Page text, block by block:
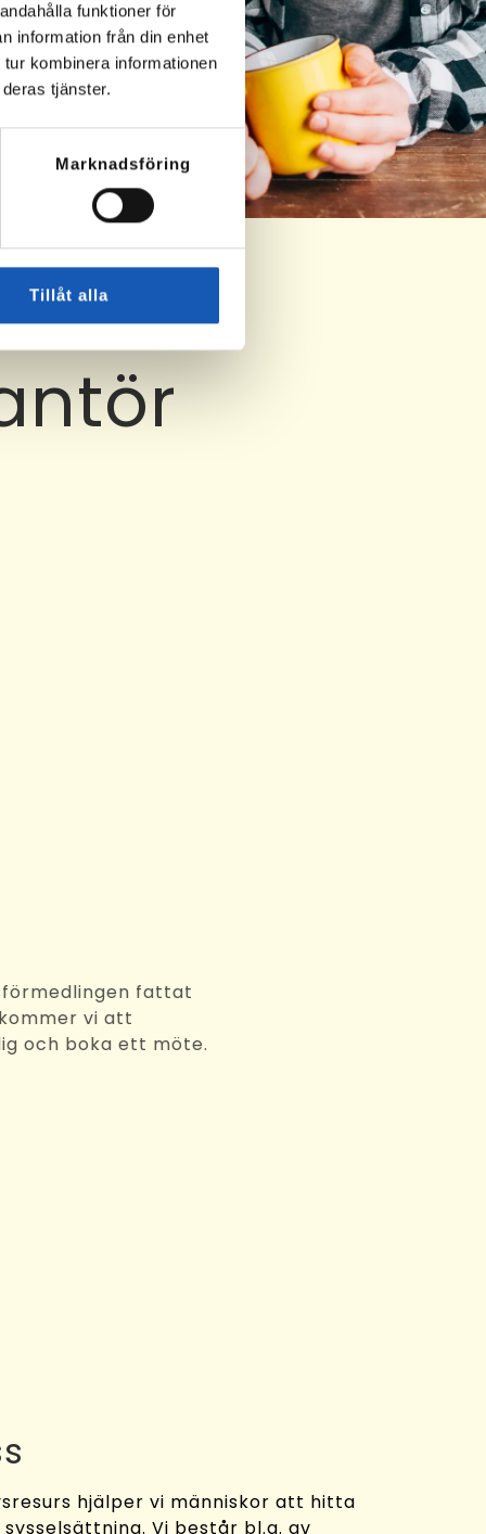
funktioner för
information från din enhet
kombinera informationen
tjänster.
Marknadsföring
Tillåt alla
fattat
kommer vi att
dig och boka ett möte.
hjälper vi människor att hitta
Vi består bl.a. av